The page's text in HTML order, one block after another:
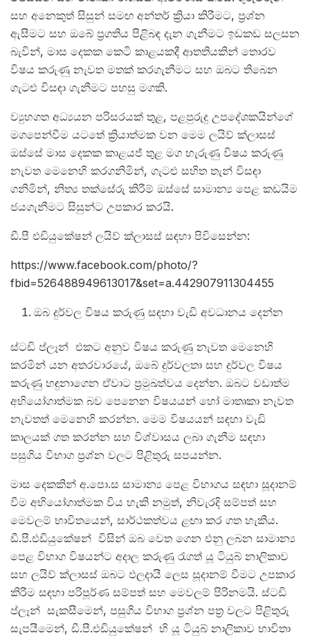
සහ අනෙකුත් සිසුන් සමඟ අන්තර් ක්‍රියා කිරීමට, ප්‍රශ්න
ඇසීමට සහ ඔබේ ප්‍රගතිය පිළිබඳ දැන ගැනීමට ඉඩකඩ සලසන
බැවින්, මාස දෙකක කෙටි කාළයකදී ආතතියකින් තොරව
විෂය කරුණු නැවත මතක් කරගැනීමට සහ ඔබට තිබෙන
ගැටළු විසඳා ගැනීමට පහසු මගකි.
ව්‍යුහගත අධ්‍යයන පරිසරයක් තුළ, පළපුරුදු උපදේශකයින්ගේ
මගපෙන්වීම යටතේ ක්‍රියාත්මක වන මෙම ලයිව් ක්ලාසස්
ඔස්සේ මාස දෙකක කාළයජ් තුළ මග හැරුණු විෂය කරුණු
නැවත මෙනෙහි කරගනිමින්, ගැටළු සහිත තැන් විසඳා
ගනිමින්, නිත්‍ය තක්සේරු කිරීම් ඔස්සේ සාමාන්‍ය පෙළ කඩයිම
ජයගැනීමට සිසුන්ට උපකාර කරයි.
ඩී.පී එඩියුකේෂන් ලයිව් ක්ලාසස් සඳහා පිවිසෙන්න:
https://www.facebook.com/photo/?
fbid=526488949613017&set=a.442907911304455
ඔබ දුර්වල විෂය කරුණු සඳහා වැඩි අවධානය දෙන්න
ස්ටඩි ප්ලෑන් එකට අනුව විෂය කරුණු නැවත මෙනෙහි
කරමින් යන අතරවාරයේ, ඔබේ දුර්වලතා සහ දුර්වල විෂය
කරුණු හඳුනාගෙන ඒවාට ප්‍රමුඛත්වය දෙන්න. ඔබට වඩාත්ම
අභියෝගාත්මක බව පෙනෙන විෂයයන් හෝ මාතෘකා නැවත
නැවතත් මෙනෙහි කරන්න. මෙම විෂයයන් සඳහා වැඩි
කාලයක් ගත කරන්න සහ විශ්වාසය ලබා ගැනීම සඳහා
පසුගිය විභාග ප්‍රශ්න වලට පිළිතුරු සපයන්න.
මාස දෙකකින් අ.පො.ස සාමාන්‍ය පෙළ විභාගය සඳහා සූදානම්
වීම අභියෝගාත්මක විය හැකි නමුත්, නිවැරදි සම්පත් සහ
මෙවලම් භාවිතයෙන්, සාර්ථකත්වය ළඟා කර ගත හැකිය.
ඩී.පී.එඩියුකේෂන් විසින් ඔබ වෙත ගෙන එනු ලබන සාමාන්‍ය
පෙළ විභාග විෂයන්ට අදාල කරුණු රැගත් යූ ටියුබ් නාලිකාව
සහ ලයිව් ක්ලාසස් ඔබට ඵලදායී ලෙස සූදානම් වීමට උපකාර
කිරීම සඳහා පරිපූර්ණ සම්පත් සහ මෙවලම් පිරිනමයි. ස්ටඩි
ප්ලෑන් සැකසීමෙන්, පසුගිය විභාග ප්‍රශ්න පත්‍ර වලට පිළිතුරු
සැපයීමෙන්, ඩී.පී.එඩියුකේෂන් හි යූ ටියුබ් නාලිකාව භාවිතා